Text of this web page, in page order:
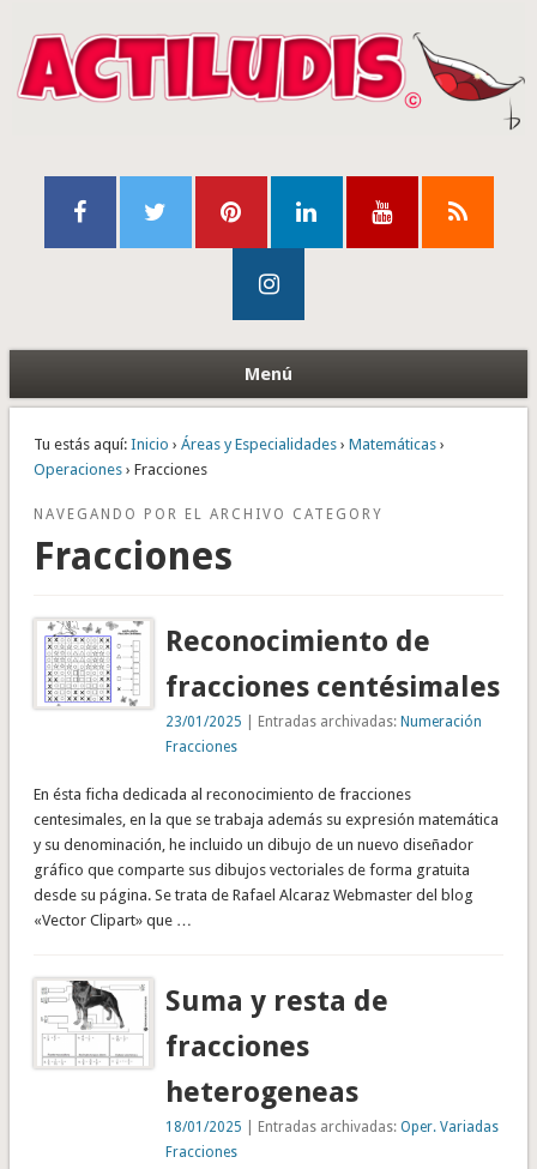
Menú
Tu estás aquí: Inicio › Áreas y Especialidades› Matemáticas›
Operaciones› Fracciones
NAVEGANDO POR EL ARCHIVO CATEGORY
Fracciones
Reconocimiento de
fracciones centésimales
23/01/2025 | Entradas archivadas:Numeración
Fracciones
En ésta ficha dedicada al reconocimiento de fracciones
centesimales, en la que se trabaja además su expresión matemática
y su denominación, he incluido un dibujo de un nuevo diseñador
gráfico que comparte sus dibujos vectoriales de forma gratuita
desde su página. Se trata de Rafael Alcaraz Webmaster del blog
«Vector Clipart» que …
Suma y resta de
fracciones
heterogeneas
18/01/2025 | Entradas archivadas:Oper. Variadas
Fracciones